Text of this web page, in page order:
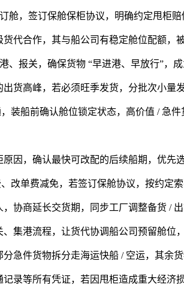
，签订保舱保柜协议，明确约定甩柜赔
合作，其与船公司有稳定舱位配额，被
报关，确保货物 “早进港、早放行”，成
高峰，若必须旺季发货，分批次小量发
船前确认舱位锁定状态，高价值 / 急件
，确认最快可改配的后续船期，优先选
单费减免，若签订保舱协议，按约定索
商延长交货期，同步工厂调整备货 / 出
港流程，让货代协调船公司预留舱位，
件货物拆分走海运快船 / 空运，其余货
等所有凭证，若因甩柜造成重大经济损